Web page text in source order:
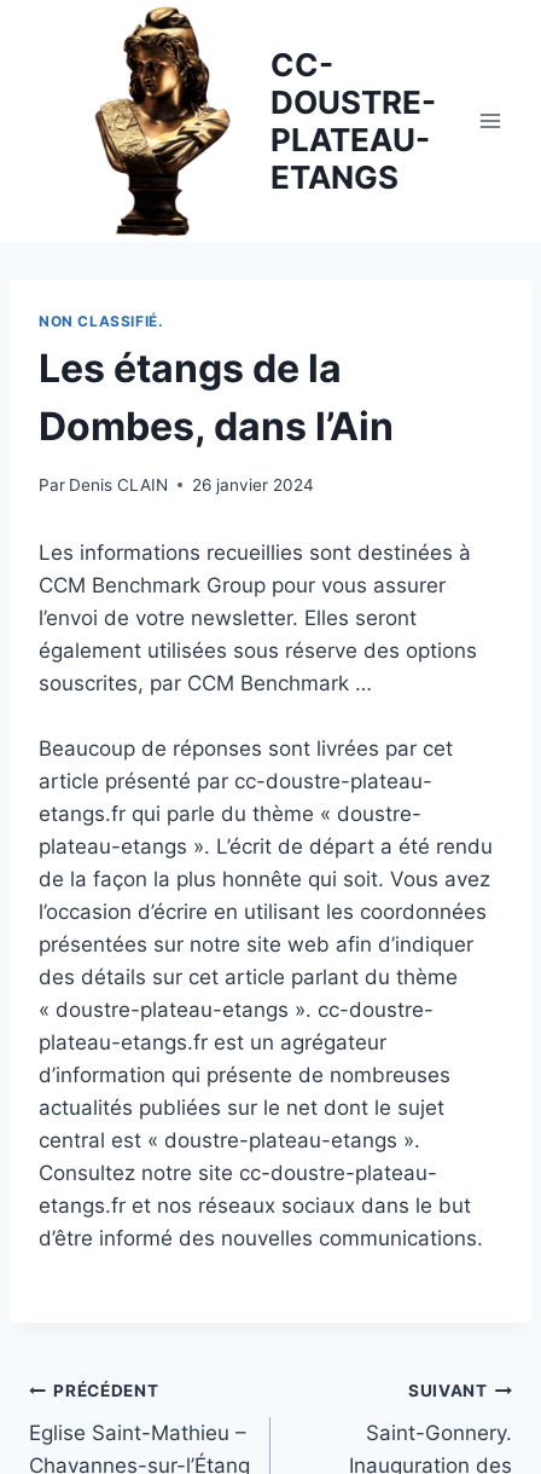
CC-
DOUSTRE-
PLATEAU-
ETANGS
NON CLASSIFIÉ.
Les étangs de la
Dombes, dans l’Ain
Par Denis CLAIN 26 janvier 2024
Les informations recueillies sont destinées à
CCM Benchmark Group pour vous assurer
l’envoi de votre newsletter. Elles seront
également utilisées sous réserve des options
souscrites, par CCM Benchmark …
Beaucoup de réponses sont livrées par cet
article présenté par cc-doustre-plateau-
etangs.fr qui parle du thème « doustre-
plateau-etangs ». L’écrit de départ a été rendu
de la façon la plus honnête qui soit. Vous avez
l’occasion d’écrire en utilisant les coordonnées
présentées sur notre site web afin d’indiquer
des détails sur cet article parlant du thème
« doustre-plateau-etangs ». cc-doustre-
plateau-etangs.fr est un agrégateur
d’information qui présente de nombreuses
actualités publiées sur le net dont le sujet
central est « doustre-plateau-etangs ».
Consultez notre site cc-doustre-plateau-
etangs.fr et nos réseaux sociaux dans le but
d’être informé des nouvelles communications.
Navigation
de
PRÉCÉDENT
Eglise Saint-Mathieu –
Chavannes-sur-l’Étang
SUIVANT
Saint-Gonnery.
Inauguration des